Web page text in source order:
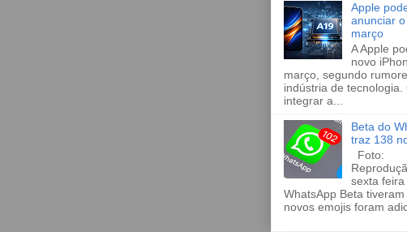
Apple
anunciar
março
A Apple
novo
março, segundo
indústria de
integrar a...
Beta do
traz 138
Foto:
sexta
WhatsApp Beta
novos emojis foram